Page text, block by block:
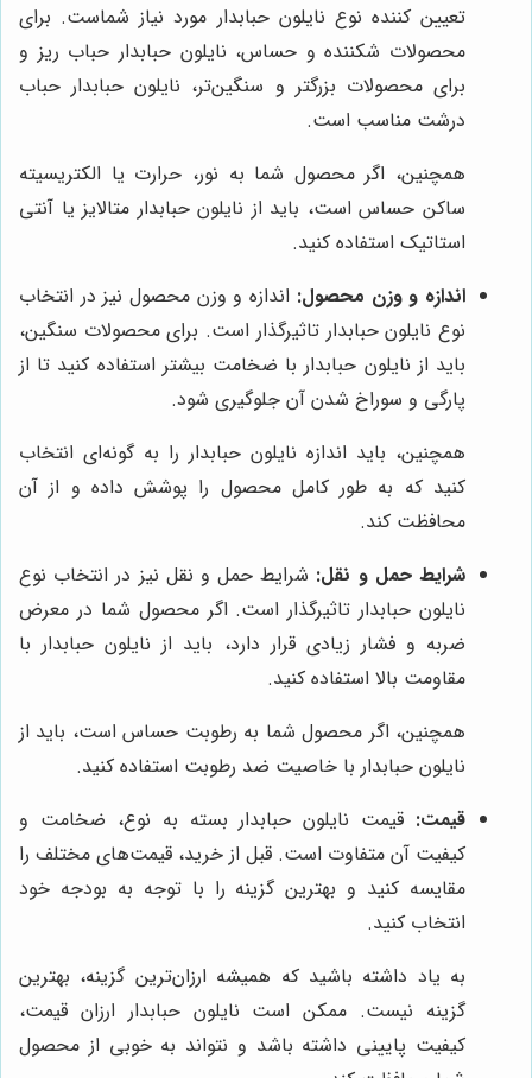
تعیین کننده نوع نایلون حبابدار مورد نیاز شماست. برای
محصولات شکننده و حساس، نایلون حبابدار حباب ریز و
برای محصولات بزرگتر و سنگین‌تر، نایلون حبابدار حباب
درشت مناسب است.
همچنین، اگر محصول شما به نور، حرارت یا الکتریسیته
ساکن حساس است، باید از نایلون حبابدار متالایز یا آنتی
استاتیک استفاده کنید.
اندازه و وزن محصول: اندازه و وزن محصول نیز در انتخاب
نوع نایلون حبابدار تاثیرگذار است. برای محصولات سنگین،
باید از نایلون حبابدار با ضخامت بیشتر استفاده کنید تا از
پارگی و سوراخ شدن آن جلوگیری شود.
همچنین، باید اندازه نایلون حبابدار را به گونه‌ای انتخاب
کنید که به طور کامل محصول را پوشش داده و از آن
محافظت کند.
شرایط حمل و نقل: شرایط حمل و نقل نیز در انتخاب نوع
نایلون حبابدار تاثیرگذار است. اگر محصول شما در معرض
ضربه و فشار زیادی قرار دارد، باید از نایلون حبابدار با
مقاومت بالا استفاده کنید.
همچنین، اگر محصول شما به رطوبت حساس است، باید از
نایلون حبابدار با خاصیت ضد رطوبت استفاده کنید.
قیمت: قیمت نایلون حبابدار بسته به نوع، ضخامت و
کیفیت آن متفاوت است. قبل از خرید، قیمت‌های مختلف را
مقایسه کنید و بهترین گزینه را با توجه به بودجه خود
انتخاب کنید.
به یاد داشته باشید که همیشه ارزان‌ترین گزینه، بهترین
گزینه نیست. ممکن است نایلون حبابدار ارزان قیمت،
کیفیت پایینی داشته باشد و نتواند به خوبی از محصول